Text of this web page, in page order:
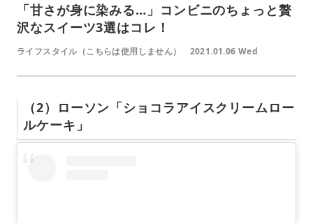
「甘さが身に染みる…」コンビニのちょっと贅
沢なスイーツ3選はコレ！
ライフスタイル（こちらは使用しません） 2021.01.06 Wed
（2）ローソン「ショコラアイスクリームロー
ルケーキ」